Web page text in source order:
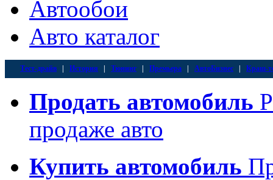
Автообои
Авто каталог
Тест-драйв История Тюнинг Премьера АвтоБизнес Краш-
Продать автомобиль
продаже авто
Купить автомобиль